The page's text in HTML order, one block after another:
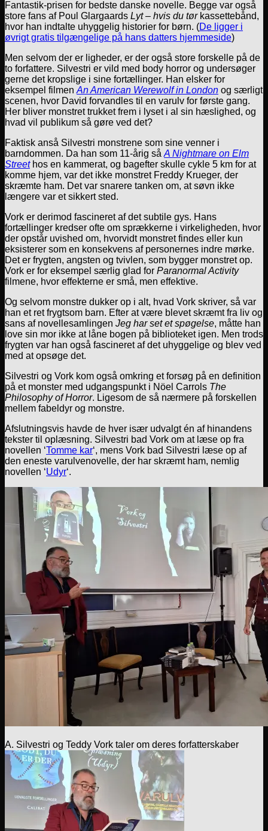
Fantastik-prisen for bedste danske novelle. Begge var også
store fans af Poul Glargaards Lyt – hvis du tørkassettebånd,
hvor han indtalte uhyggelig historier for børn. (De ligger i
øvrigt gratis tilgængelige på hans datters hjemmeside)
Men selvom der er ligheder, er der også store forskelle på de
to forfattere. Silvestri er vild med body horror og undersøger
gerne det kropslige i sine fortællinger. Han elsker for
eksempel filmen An American Werewolf in London og særligt
scenen, hvor David forvandles til en varulv for første gang.
Her bliver monstret trukket frem i lyset i al sin hæslighed, og
hvad vil publikum så gøre ved det?
Faktisk anså Silvestri monstrene som sine venner i
barndommen. Da han som 11-årig så A Nightmare on Elm
Streethos en kammerat, og bagefter skulle cykle 5 km for at
komme hjem, var det ikke monstret Freddy Krueger, der
skræmte ham. Det var snarere tanken om, at søvn ikke
længere var et sikkert sted.
Vork er derimod fascineret af det subtile gys. Hans
fortællinger kredser ofte om sprækkerne i virkeligheden, hvor
der opstår uvished om, hvorvidt monstret findes eller kun
eksisterer som en konsekvens af personernes indre mørke.
Det er frygten, angsten og tvivlen, som bygger monstret op.
Vork er for eksempel særlig glad for Paranormal Activity
filmene, hvor effekterne er små, men effektive.
Og selvom monstre dukker op i alt, hvad Vork skriver, så var
han et ret frygtsom barn. Efter at være blevet skræmt fra liv og
sans af novellesamlingen Jeg har set et spøgelse, måtte han
love sin mor ikke at låne bogen på biblioteket igen. Men trods
frygten var han også fascineret af det uhyggelige og blev ved
med at opsøge det.
Silvestri og Vork kom også omkring et forsøg på en definition
på et monster med udgangspunkt i Nöel Carrols The
Philosophy of Horror. Ligesom de så nærmere på forskellen
mellem fabeldyr og monstre.
Afslutningsvis havde de hver især udvalgt én af hinandens
tekster til oplæsning. Silvestri bad Vork om at læse op fra
novellen ‘Tomme kar‘, mens Vork bad Silvestri læse op af
den eneste varulvenovelle, der har skræmt ham, nemlig
novellen ‘Udyr‘.
A. Silvestri og Teddy Vork taler om deres forfatterskaber